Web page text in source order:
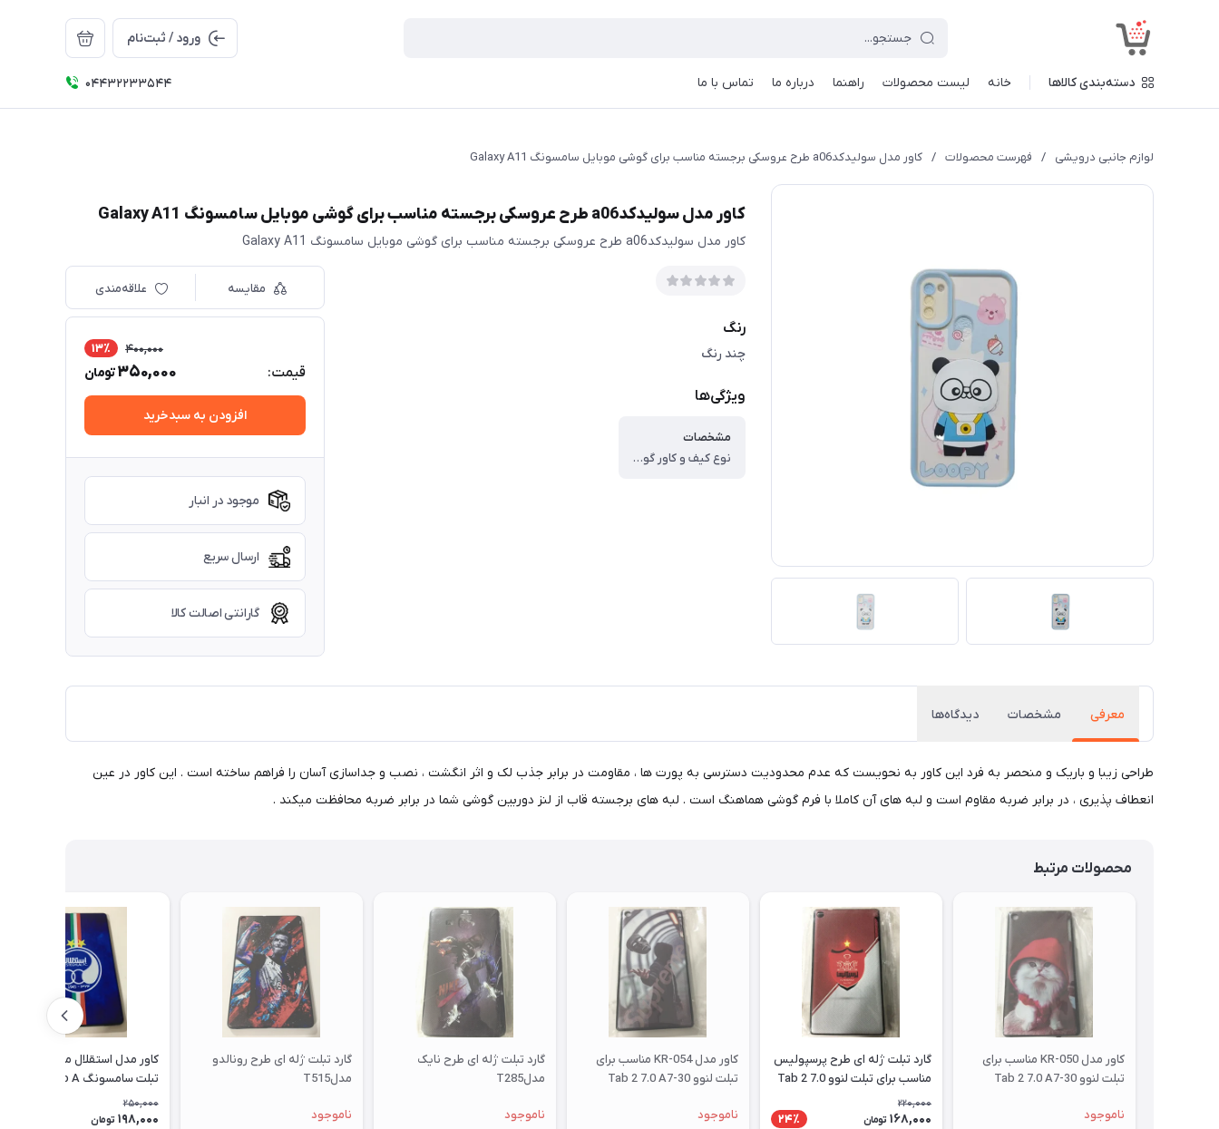
ورود / ثبت‌نام
دسته‌بندی کالاها خانه لیست محصولات راهنما درباره ما تماس با ما 04432233544
لوازم جانبی درویشی / فهرست محصولات / کاور مدل سولیدکدa06 طرح عروسکی برجسته مناسب برای گوشی موبایل سامسونگ Galaxy A11
کاور مدل سولیدکدa06 طرح عروسکی برجسته مناسب برای گوشی موبایل سامسونگ Galaxy A11
کاور مدل سولیدکدa06 طرح عروسکی برجسته مناسب برای گوشی موبایل سامسونگ Galaxy A11
رنگ
چند رنگ
ویژگی‌ها
مشخصات
نوع کیف و کاور گوشی ، کاور ، وزن ، ۶۰ گرم ، سازگار با گوشی موبایل ، Samsung Galaxy A۱۱ ، ساختار ، مات ، سطح پوشش ، حفاظت از دکمه‌ها ، لبه راست ، لبه چپ ، لبه پایینی ، لبه بالایی ، قاب پشتی
مقایسه علاقه‌مندی
قیمت:
400,000 13٪
350,000تومان
افزودن به سبدخرید
موجود در انبار
ارسال سریع
گارانتی اصالت کالا
معرفی مشخصات دیدگاه‌ها
طراحی زیبا و باریک و منحصر به فرد این کاور به نحویست که عدم محدودیت دسترسی به پورت ها ، مقاومت در برابر جذب لک و اثر انگشت ، نصب و جداسازی آسان را فراهم ساخته است . این کاور در عین
انعطاف پذیری ، در برابر ضربه مقاوم است و لبه های آن کاملا با فرم گوشی هماهنگ است . لبه های برجسته قاب از لنز دوربین گوشی شما در برابر ضربه محافظت میکند .
محصولات مرتبط
کاور مدل KR-050 مناسب برای
تبلت لنوو Tab 2 7.0 A7-30
ناموجود
گارد تبلت ژله ای طرح پرسپولیس
مناسب برای تبلت لنوو Tab 2 7.0
A7-30
220,000
168,000 تومان 24٪
کاور مدل KR-054 مناسب برای
تبلت لنوو Tab 2 7.0 A7-30
ناموجود
گارد تبلت ژله ای طرح نایک
مدلT285
ناموجود
گارد تبلت ژله ای طرح رونالدو
مدلT515
ناموجود
کاور مدل استقلال مناسب برای
تبلت سامسونگ Galaxy Tab A
10.1 SM - T515
250,000
198,000 تومان